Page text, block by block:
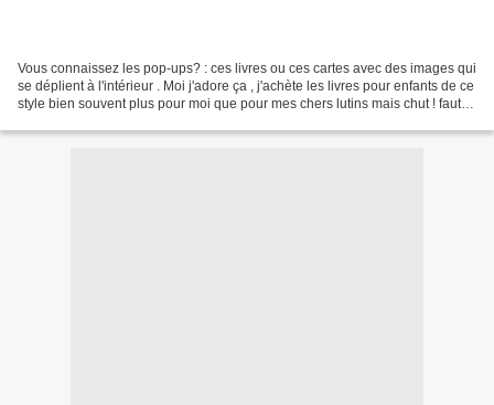
Vous connaissez les pop-ups? : ces livres ou ces cartes avec des images qui
se déplient à l'intérieur . Moi j'adore ça , j'achète les livres pour enfants de ce
style bien souvent plus pour moi que pour mes chers lutins mais chut ! faut